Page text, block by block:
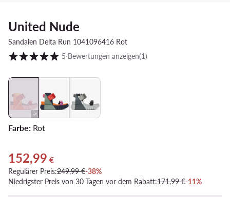
United Nude
Sandalen Delta Run 1041096416 Rot
Kundenbewertung auf Skala von 1 bis 5
5⋅Bewertungen anzeigen(1)
Farbe: Rot
Aktueller Preis 152,99 €
152,99 €
Regulärer Preis:249,99 €-38%
Niedrigster Preis von 30 Tagen vor dem Rabatt:171,99 €-11%